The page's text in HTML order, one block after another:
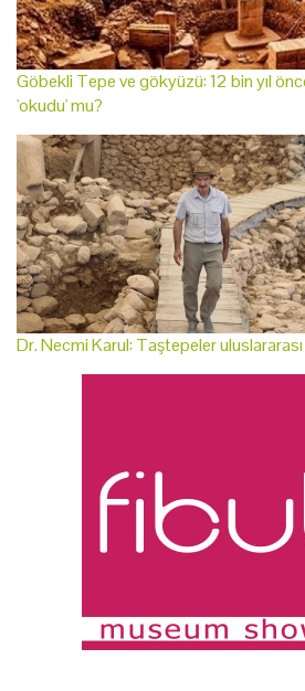
Göbekli Tepe ve gökyüzü: 12 bin yıl önce
'okudu' mu?
Dr. Necmi Karul: Taştepeler